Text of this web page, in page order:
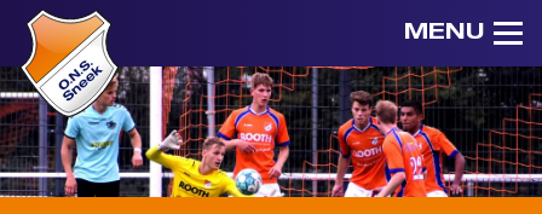
MENU